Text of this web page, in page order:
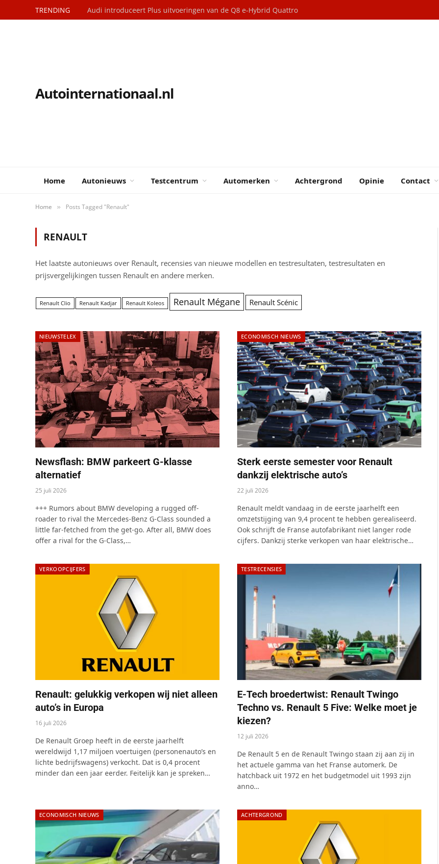
TRENDING Audi introduceert Plus uitvoeringen van de Q8 e-Hybrid Quattro
Autointernationaal.nl
Home Autonieuws Testcentrum Automerken Achtergrond Opinie Contact
Home » Posts Tagged "Renault"
RENAULT
Het laatste autonieuws over Renault, recensies van nieuwe modellen en testresultaten, testresultaten en
prijsvergelijkingen tussen Renault en andere merken.
Renault Clio Renault Kadjar Renault Koleos Renault Mégane Renault Scénic
NIEUWSTELEX
Newsflash: BMW parkeert G-klasse
alternatief
25 juli 2026
+++ Rumors about BMW developing a rugged off-
roader to rival the Mercedes-Benz G-Class sounded a
little far-fetched from the get-go. After all, BMW does
offer a rival for the G-Class,…
ECONOMISCH NIEUWS
Sterk eerste semester voor Renault
dankzij elektrische auto’s
22 juli 2026
Renault meldt vandaag in de eerste jaarhelft een
omzetstijging van 9,4 procent te hebben gerealiseerd.
Ook schrijft de Franse autofabrikant niet langer rode
cijfers. Dankzij sterke verkopen van haar elektrische…
VERKOOPCIJFERS
Renault: gelukkig verkopen wij niet alleen
auto’s in Europa
16 juli 2026
De Renault Groep heeft in de eerste jaarhelft
wereldwijd 1,17 miljoen voertuigen (personenauto’s en
lichte bedrijfswagens) verkocht. Dat is 0,4 procent
minder dan een jaar eerder. Feitelijk kan je spreken…
TESTRECENSIES
E-Tech broedertwist: Renault Twingo
Techno vs. Renault 5 Five: Welke moet je
kiezen?
12 juli 2026
De Renault 5 en de Renault Twingo staan ​​zij aan zij in
het actuele gamma van het Franse automerk. De
hatchback uit 1972 en het budgetmodel uit 1993 zijn
anno…
ECONOMISCH NIEUWS ACHTERGROND